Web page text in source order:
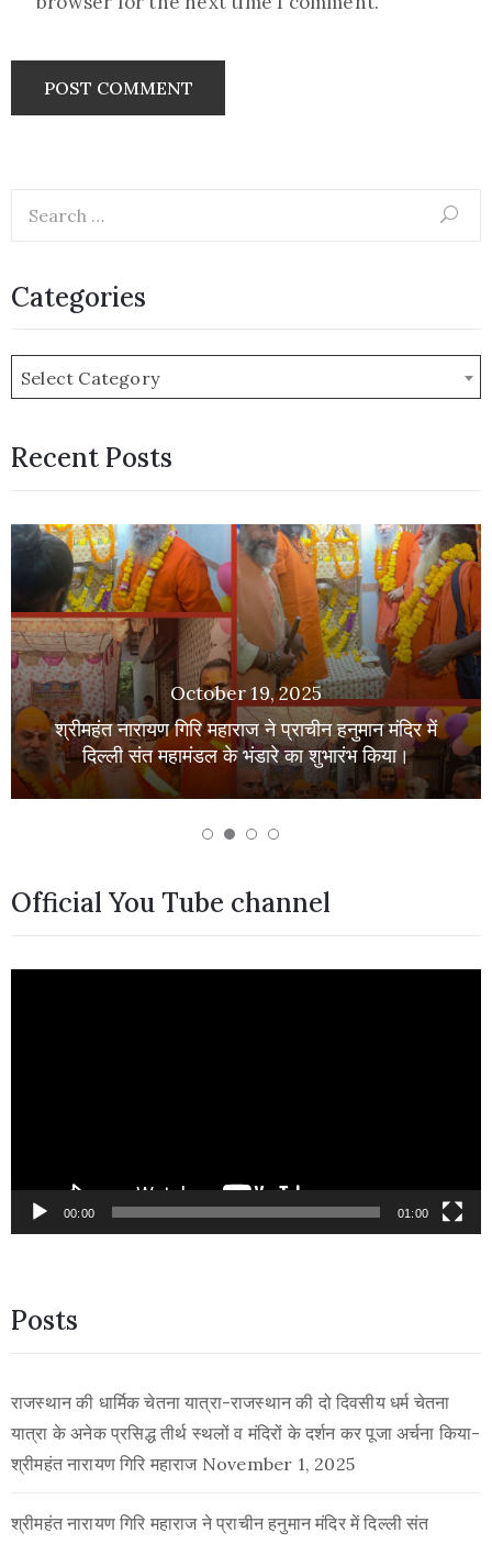
Categories
Select Category
Recent Posts
October 19, 2025
श्रीमहंत नारायण गिरि महाराज ने प्राचीन हनुमान मंदिर में
दिल्ली संत महामंडल के भंडारे का शुभारंभ किया।
Official You Tube channel
00:00 01:00
Posts
राजस्थान की धार्मिक चेतना यात्रा-राजस्थान की दो दिवसीय धर्म चेतना
यात्रा के अनेक प्रसिद्ध तीर्थ स्थलों व मंदिरों के दर्शन कर पूजा अर्चना किया-
श्रीमहंत नारायण गिरि महाराज November 1, 2025
श्रीमहंत नारायण गिरि महाराज ने प्राचीन हनुमान मंदिर में दिल्ली संत